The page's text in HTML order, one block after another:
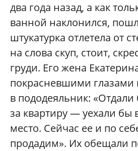
два года назад, а как
ванной наклонился,
штукатурка отлетела от
на слова скуп, стоит,
груди. Его жена
покрасневшими глазами
в пододеяльник:
за квартиру — уехали бы
место. Сейчас ее и по
продадим». Их обещали